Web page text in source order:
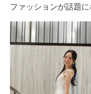
進化するPCとデバイス
好きが集まる 比べて選
ビジネスと働き方のヒン
AI活用のいまが分かる
ファッションが話題に